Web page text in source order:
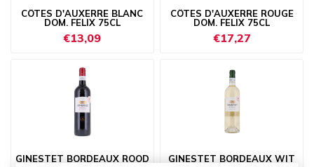
CÔTES D'AUXERRE BLANC
DOM. FELIX 75CL
€13,09
CÔTES D'AUXERRE ROUGE
DOM. FELIX 75CL
€17,27
GINESTET BORDEAUX ROOD
GINESTET BORDEAUX WIT